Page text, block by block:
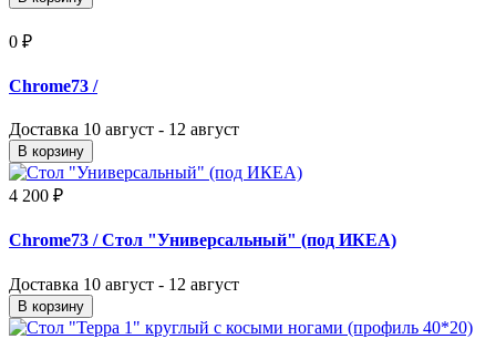
0 ₽
Chrome73 /
Доставка 10 август - 12 август
В корзину
4 200 ₽
Chrome73 / Стол "Универсальный" (под ИКЕА)
Доставка 10 август - 12 август
В корзину